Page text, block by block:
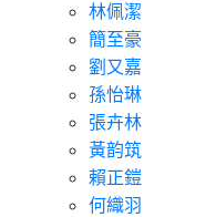
林佩潔
簡至豪
劉又嘉
孫怡琳
張卉林
黃韵筑
賴正鎧
何織羽